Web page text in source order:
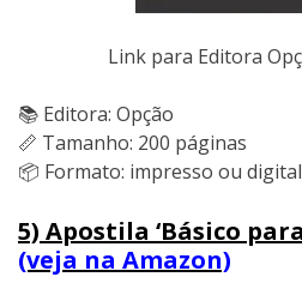
Link para Editora
📚 Editora: Opção
📏 Tamanho: 200 páginas
📦 Formato: impresso ou digital
5) Apostila ‘Básico
(veja na Amazon)